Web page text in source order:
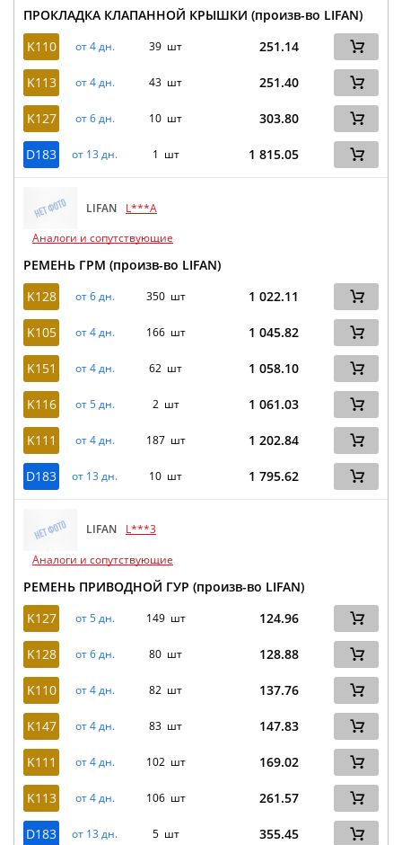
ПРОКЛАДКА КЛАПАННОЙ КРЫШКИ (произв-во LIFAN)
K110
от 4 дн. 39 шт 251.14
K113 от 4 дн. 43 шт 251.40
K127 от 6 дн. 10 шт 303.80
D183 от 13 дн. 1 шт 1 815.05
LIFAN
L***A
Аналоги и сопутствующие
РЕМЕНЬ ГРМ (произв-во LIFAN)
K128
от 6 дн. 350 шт 1 022.11
K105 от 4 дн. 166 шт 1 045.82
K151 от 4 дн. 62 шт 1 058.10
K116 от 5 дн. 2 шт 1 061.03
K111 от 4 дн. 187 шт 1 202.84
D183 от 13 дн. 10 шт 1 795.62
LIFAN
L***3
Аналоги и сопутствующие
РЕМЕНЬ ПРИВОДНОЙ ГУР (произв-во LIFAN)
K127
от 5 дн. 149 шт 124.96
K128 от 6 дн. 80 шт 128.88
K110 от 4 дн. 82 шт 137.76
K147 от 4 дн. 83 шт 147.83
K111 от 4 дн. 102 шт 169.02
K113 от 4 дн. 106 шт 261.57
D183 от 13 дн. 5 шт 355.45